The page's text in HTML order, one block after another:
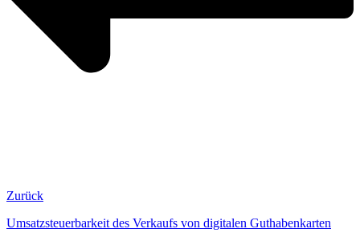
Zurück
Umsatzsteuerbarkeit des Verkaufs von digitalen Guthabenkarten